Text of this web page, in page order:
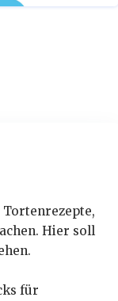
Tortenrezepte,
Hier soll
für